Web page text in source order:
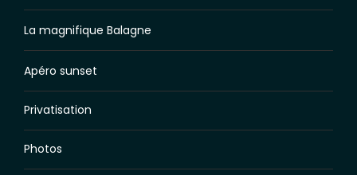
La magnifique Balagne
Apéro sunset
Privatisation
Photos